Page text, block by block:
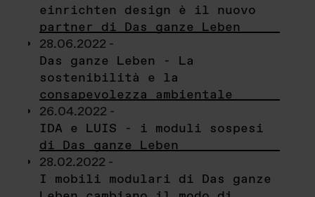
einrichten design è il nuovo
partner di Das ganze Leben
28.06.2022 -
Das ganze Leben - La
sostenibilità e la
consapevolezza ambientale
26.04.2022 -
IDA e LUIS - i moduli sospesi
di Das ganze Leben
28.02.2022 -
I mobili modulari di Das ganze